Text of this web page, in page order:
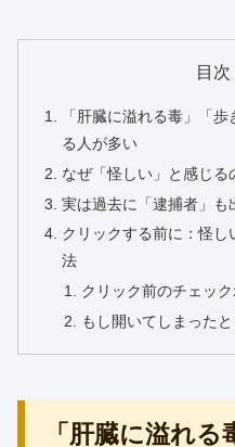
目次
「肝臓に溢れる毒」「
る人が多い
なぜ「怪しい」と感じる
実は過去に「逮捕者」も
クリックする前に：怪
法
クリック前のチェック
もし開いてしまった
「肝臓に溢れ